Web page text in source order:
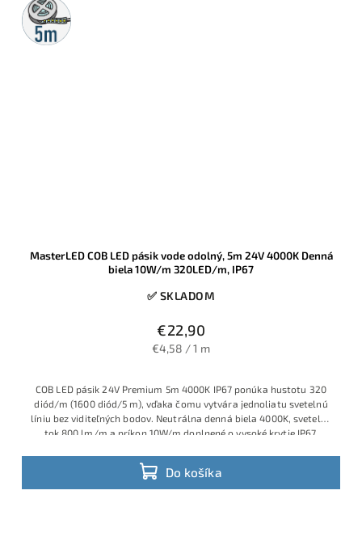
5m
rolka
MasterLED COB LED pásik vode odolný, 5m 24V 4000K Denná
biela 10W/m 320LED/m, IP67
✅ SKLADOM
€22,90
€4,58 / 1 m
Do košíka
COB LED pásik 24V Premium 5m 4000K IP67 ponúka hustotu 320
diód/m (1600 diód/5 m), vďaka čomu vytvára jednoliatu svetelnú
líniu bez viditeľných bodov. Neutrálna denná biela 4000K, svetelný
tok 800 lm/m a príkon 10W/m doplnené o vysoké krytie IP67,
wellness a iné vlhké prostredia.